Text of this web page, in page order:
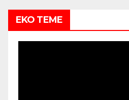
EKO TEME